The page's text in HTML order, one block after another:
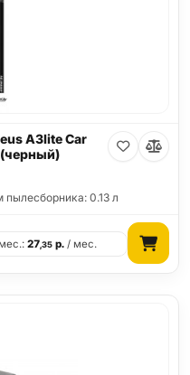
A3lite Car
(черный)
пылесборника: 0.13 л
мес.:27,35 р. / мес.